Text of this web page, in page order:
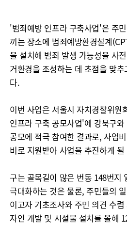
'범죄예방 인프라 구축사업'은 주
끼는 장소에 범죄예방환경설계
을 설치해 범죄 발생 가능성을 사
거환경을 조성하는 데 초점을 맞
다.
이번 사업은 서울시 자치경찰위원
인프라 구축 공모사업'에 강북구
공모에 적극 참여한 결과로, 사업
비로 지원받아 사업을 추진하게 될
구는 골목길이 많은 번동 148번지
극대화하는 것은 물론, 주민들의
이고자 기초조사와 주민 의견 수
자인 개발 및 시설물 설치를 올해